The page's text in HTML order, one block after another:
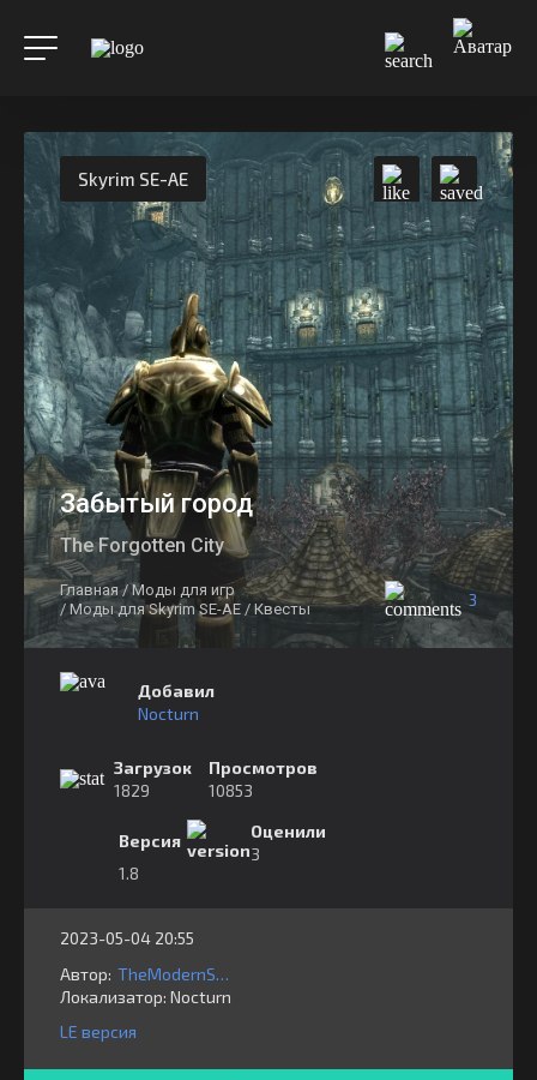
Skyrim SE-AE
Забытый город
The Forgotten City
Главная / Моды для игр
/ Моды для Skyrim SE-AE / Квесты 3
Добавил
Nocturn
Загрузок
1829
Просмотров
10853
Версия
1.8
Оценили
3
2023-05-04 20:55
Автор:
TheModernStoryteller
Локализатор: ⁣⁣⁣Nocturn
LE версия